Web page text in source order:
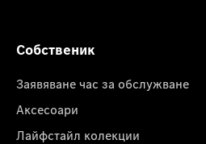
Собственик
Заявяване час за обслужване
Аксесоари
Лайфстайл колекции